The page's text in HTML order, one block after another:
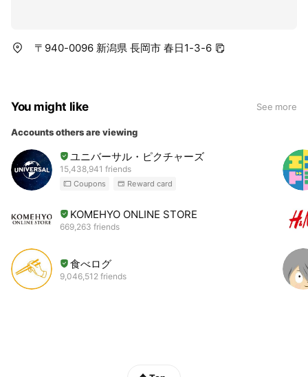
〒940-0096 新潟県 長岡市 春日1-3-6
You might like See more
Accounts others are viewing
ユニバーサル・ピクチャーズ
15,438,941 friends
Coupons Reward card
KOMEHYO ONLINE STORE
669,263 friends
食べログ
9,046,512 friends